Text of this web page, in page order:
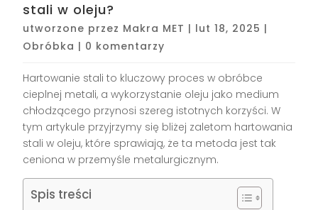
stali w oleju?
utworzone przez Makra MET | lut 18, 2025 |
Obróbka | 0 komentarzy
Hartowanie stali to kluczowy proces w obróbce
cieplnej metali, a wykorzystanie oleju jako medium
chłodzącego przynosi szereg istotnych korzyści. W
tym artykule przyjrzymy się bliżej zaletom hartowania
stali w oleju, które sprawiają, że ta metoda jest tak
ceniona w przemyśle metalurgicznym.
Spis treści